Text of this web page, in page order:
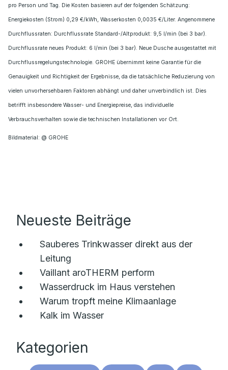
pro Person und Tag. Die Kosten basieren auf der folgenden Schätzung:
Energiekosten (Strom) 0,29 €/kWh, Wasserkosten 0,0035 €/Liter. Angenommene
Durchflussraten: Durchflussrate Standard-/Altprodukt: 9,5 l/min (bei 3 bar).
Durchflussrate neues Produkt: 6 l/min (bei 3 bar). Neue Dusche ausgestattet mit
Durchflussregelungstechnologie. GROHE übernimmt keine Garantie für die
Genauigkeit und Richtigkeit der Ergebnisse, da die tatsächliche Reduzierung von
vielen unvorhersehbaren Faktoren abhängt und daher unverbindlich ist. Dies
betrifft insbesondere Wasser- und Energiepreise, das individuelle
Verbrauchsverhalten sowie die technischen Installationen vor Ort.
Bildmaterial: @ GROHE
Neueste Beiträge
Sauberes Trinkwasser direkt aus der
Leitung
Vaillant aroTHERM perform
Wasserdruck im Haus verstehen
Warum tropft meine Klimaanlage
Kalk im Wasser
Kategorien